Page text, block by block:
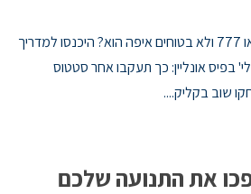
שלחתם טופס לוטו, צ'אנס או 777 ולא בטוחים איפה הוא? היכנסו למדריך
אונליין: כך תעקבו אחר סטטוס
שוב בקליק....
את התנועה שלכם